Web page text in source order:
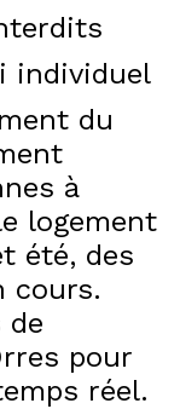
individuel
du
à
logement
été, des
cours.
de
pour
réel.